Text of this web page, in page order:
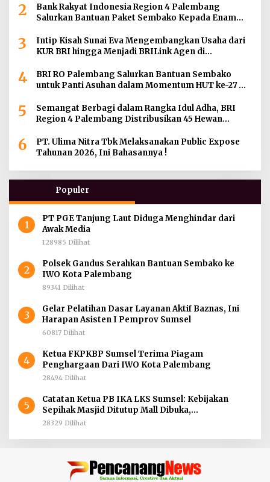
2
Bank Rakyat Indonesia Region 4 Palembang
Salurkan Bantuan Paket Sembako Kepada Enam
3
Intip Kisah Sunai Eva Mengembangkan Usaha dari
KUR BRI hingga Menjadi BRILink Agen di
4
BRI RO Palembang Salurkan Bantuan Sembako
untuk Panti Asuhan dalam Momentum HUT ke-27
5
Semangat Berbagi dalam Rangka Idul Adha, BRI
Region 4 Palembang Distribusikan 45 Hewan
Jambi dan Kepulauan Bangka
6
PT. Ulima Nitra Tbk Melaksanakan Public Expose
Tahunan 2026, Ini Bahasannya !
Populer
1
PT PGE Tanjung Laut Diduga Menghindar dari
Awak Media
128985 Dilihat
2
Polsek Gandus Serahkan Bantuan Sembako ke
IWO Kota Palembang
89341 Dilihat
3
Gelar Pelatihan Dasar Layanan Aktif Baznas, Ini
Harapan Asisten I Pemprov Sumsel
60817 Dilihat
4
Ketua FKPKBP Sumsel Terima Piagam
Penghargaan Dari IWO Kota Palembang
28494 Dilihat
5
Catatan Ketua PB IKA LKS Sumsel: Kebijakan
Sepihak Masjid Ditutup Mall Dibuka,
Menghidupkan Dunia Mematikan Iman
28329 Dilihat